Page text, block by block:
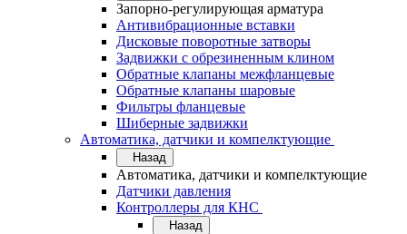
Запорно-регулирующая арматура
Антивибрационные вставки
Дисковые поворотные затворы
Задвижки с обрезиненным клином
Обратные клапаны межфланцевые
Обратные клапаны шаровые
Фильтры фланцевые
Шиберные задвижки
Автоматика, датчики и компелктующие
Назад
Автоматика, датчики и компелктующие
Датчики давления
Контроллеры для КНС
Назад